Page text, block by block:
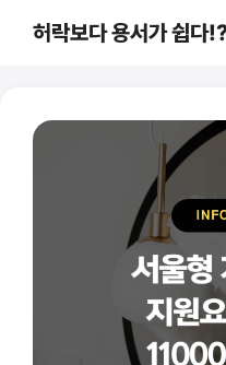
허락보다 용서가 쉽다